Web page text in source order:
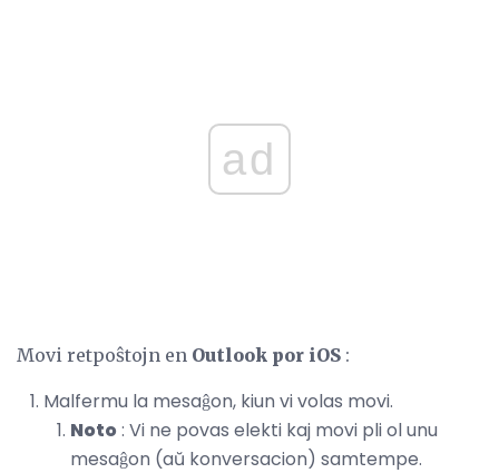
ad
Movi retpoŝtojn en Outlook por iOS :
Malfermu la mesaĝon, kiun vi volas movi.
Noto: Vi ne povas elekti kaj movi pli ol unu
mesaĝon (aŭ konversacion) samtempe.